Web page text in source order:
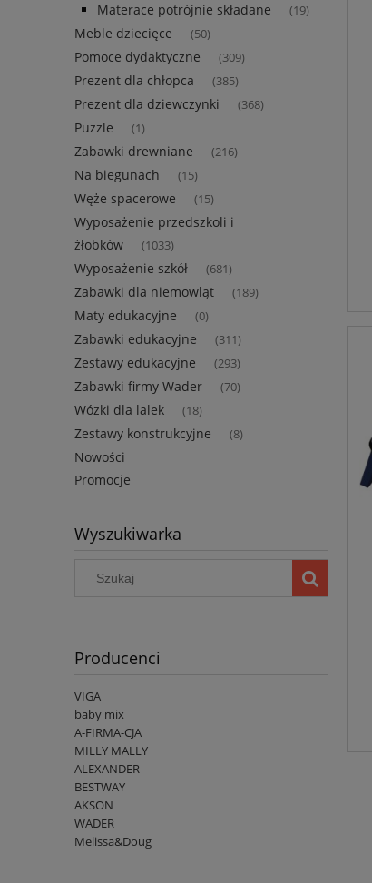
Materace potrójnie składane (19)
Meble dziecięce (50)
Pomoce dydaktyczne (309)
Prezent dla chłopca (385)
Prezent dla dziewczynki (368)
Puzzle (1)
Zabawki drewniane (216)
Na biegunach (15)
Węże spacerowe (15)
Wyposażenie przedszkoli i
żłobków
(1033)
Wyposażenie szkół (681)
Zabawki dla niemowląt (189)
Maty edukacyjne (0)
Zabawki edukacyjne (311)
Zestawy edukacyjne (293)
Zabawki firmy Wader (70)
Wózki dla lalek (18)
Zestawy konstrukcyjne (8)
Nowości
Promocje
Wyszukiwarka
Producenci
VIGA
baby mix
A-FIRMA-CJA
MILLY MALLY
ALEXANDER
BESTWAY
AKSON
WADER
Melissa&Doug